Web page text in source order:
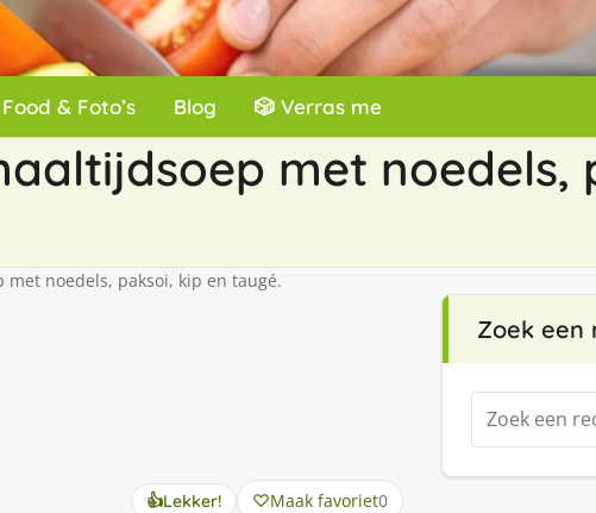
Food & Foto’s Blog 🎲 Verras me
met noedels,
noedels, paksoi, kip en taugé.
👍Lekker! Maak favoriet0
Zoek een
Zoeken
naar: